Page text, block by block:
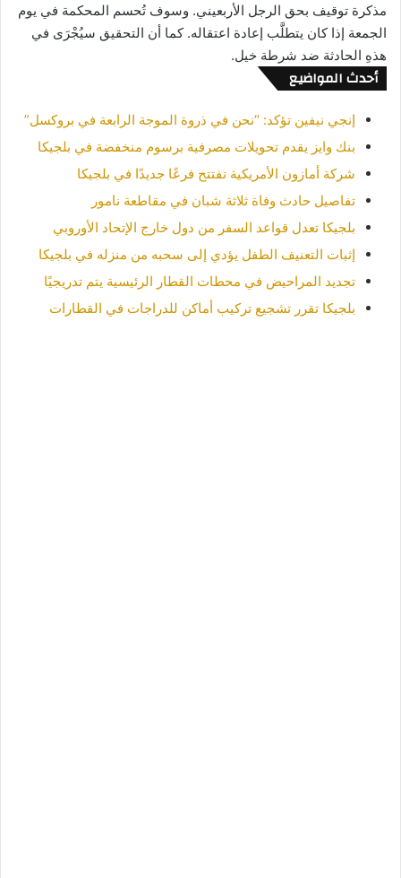
مذكرة توقيف بحق الرجل الأربعيني. وسوف تُحسم المحكمة في يوم
الجمعة إذا كان يتطلَّب إعادة اعتقاله. كما أن التحقيق سيُجْرَى في
هذهِ الحادثة ضد شرطة خيل.
أحدث المواضيع
إنجي نيفين تؤكد: “نحن في ذروة الموجة الرابعة في بروكسل”
بنك وايز يقدم تحويلات مصرفية برسوم منخفضة في بلجيكا
شركة أمازون الأمريكية تفتتح فرعًا جديدًا في بلجيكا
تفاصيل حادث وفاة ثلاثة شبان في مقاطعة نامور
بلجيكا تعدل قواعد السفر من دول خارج الإتحاد الأوروبي
إثبات التعنيف الطفل يؤدي إلى سحبه من منزله في بلجيكا
تجديد المراحيض في محطات القطار الرئيسية يتم تدريجيًا
بلجيكا تقرر تشجيع تركيب أماكن للدراجات في القطارات